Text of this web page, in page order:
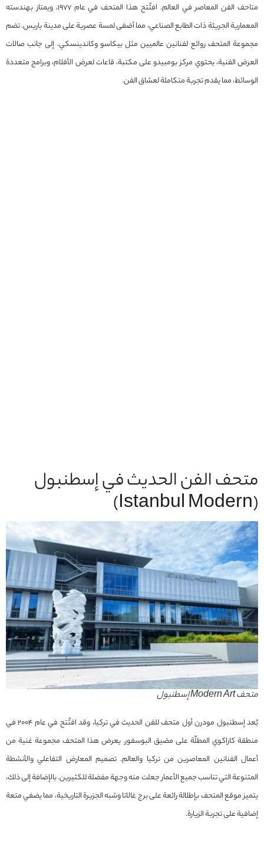
متاحف الفن المعاصر في العالم. افتُتح هذا المتحف في عام 1977، ويمتاز بهندسته
المعمارية الجريئة ذات الطابع الصناعي، مما أضفى لمسة عصرية على مدينة باريس. تضم
مجموعة المتحف روائع لفنانين عالميين مثل بيكاسو وكاندينسكي. إلى جانب صالات
العرض الفنية، يحتوي مركز بومبيدو على مكتبة، قاعات لعرض الأفلام، وبرامج متعددة
الوسائط، مما يقدم تجربة متكاملة لعشاق الفن.
متحف الفن الحديث في إسطنبول
(Istanbul Modern)
متحف Modern Art إسطنبول
يُعد إسطنبول مودرن أول متحف للفن الحديث في تركيا، وقد افتُتح في عام 2004 في
منطقة كاراكوي المطلّة على مضيق البوسفور. يعرض هذا المتحف مجموعة غنية من
أعمال الفنانين المعاصرين من تركيا والعالم. تصميم المعارض التفاعلي والأنشطة
المتنوعة التي تناسب جميع الأعمار جعلت منه وجهة مفضلة للكثيرين. بالإضافة إلى ذلك،
يتميز موقع المتحف بإطلالة رائعة على برج غالاتا وشبه الجزيرة التاريخية، مما يضفي متعة
إضافية على تجربة الزيارة.